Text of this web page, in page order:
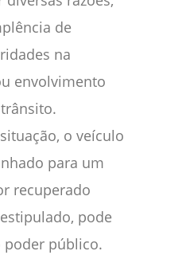
de
na
envolvimento
o veículo
para um
recuperado
pode
público.